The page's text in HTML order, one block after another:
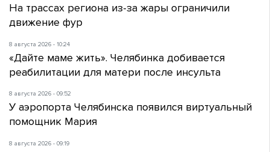
На трассах региона из-за жары ограничили
движение фур
8 августа 2026 - 10:24
«Дайте маме жить». Челябинка добивается
реабилитации для матери после инсульта
8 августа 2026 - 09:52
У аэропорта Челябинска появился виртуальный
помощник Мария
8 августа 2026 - 09:19